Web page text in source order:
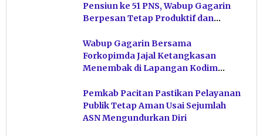
Pensiun ke 51 PNS, Wabup Gagarin
Berpesan Tetap Produktif dan
Wabup Gagarin Bersama
Forkopimda Jajal Ketangkasan
Menembak di Lapangan Kodim
Pemkab Pacitan Pastikan Pelayanan
Publik Tetap Aman Usai Sejumlah
ASN Mengundurkan Diri